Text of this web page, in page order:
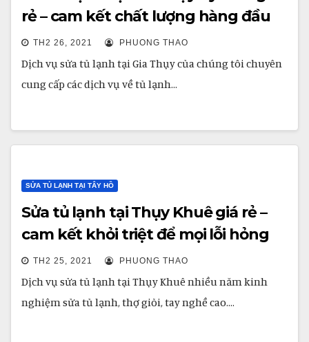
rẻ – cam kết chất lượng hàng đầu
TH2 26, 2021 PHUONG THAO
Dịch vụ sửa tủ lạnh tại Gia Thụy của chúng tôi chuyên
cung cấp các dịch vụ về tủ lạnh…
SỬA TỦ LẠNH TẠI TÂY HỒ
Sửa tủ lạnh tại Thụy Khuê giá rẻ –
cam kết khỏi triệt để mọi lỗi hỏng
TH2 25, 2021 PHUONG THAO
Dịch vụ sửa tủ lạnh tại Thụy Khuê nhiều năm kinh
nghiệm sửa tủ lạnh, thợ giỏi, tay nghề cao.…